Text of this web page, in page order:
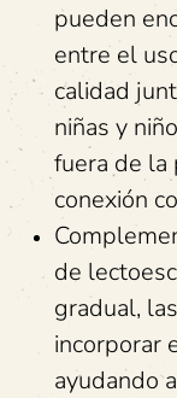
pueden
entre el
calidad
niñas y
fuera de la
conexión
de
gradual,
incorporar
ayudando